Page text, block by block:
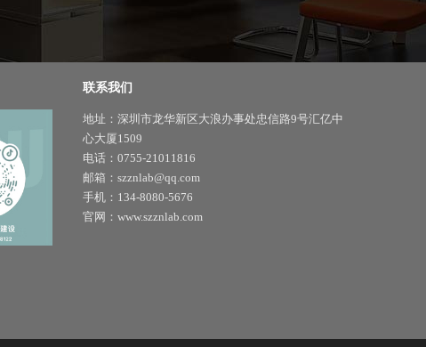
联系我们
地址：深圳市龙华新区大浪办事处忠信路9号汇亿中
心大厦1509
电话：0755-21011816
邮箱：szznlab@qq.com
手机：134-8080-5676
官网：www.szznlab.com